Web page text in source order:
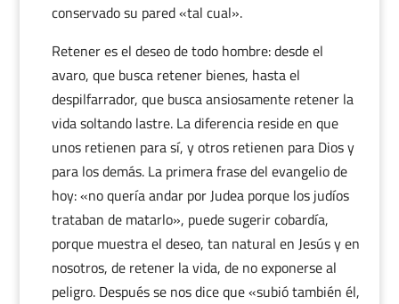
conservado su pared «tal cual».
Retener es el deseo de todo hombre: desde el
avaro, que busca retener bienes, hasta el
despilfarrador, que busca ansiosamente retener la
vida soltando lastre. La diferencia reside en que
unos retienen para sí, y otros retienen para Dios y
para los demás. La primera frase del evangelio de
hoy: «no quería andar por Judea porque los judíos
trataban de matarlo», puede sugerir cobardía,
porque muestra el deseo, tan natural en Jesús y en
nosotros, de retener la vida, de no exponerse al
peligro. Después se nos dice que «subió también él,